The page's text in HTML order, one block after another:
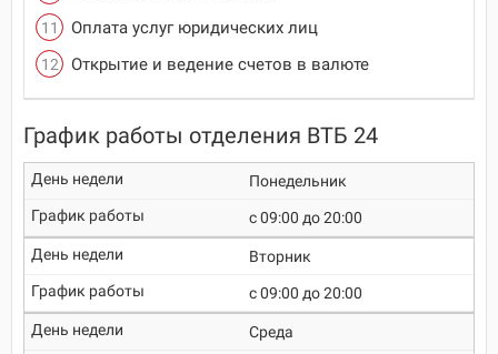
Оплата услуг юридических лиц
Открытие и ведение счетов в валюте
График работы отделения ВТБ 24
Понедельник
c 09:00 до 20:00
Вторник
c 09:00 до 20:00
Среда